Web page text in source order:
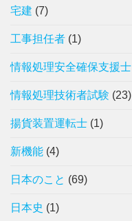
宅建 (7)
工事担任者 (1)
情報処理安全確保支援士
情報処理技術者試験 (23)
揚貨装置運転士 (1)
新機能 (4)
日本のこと (69)
日本史 (1)